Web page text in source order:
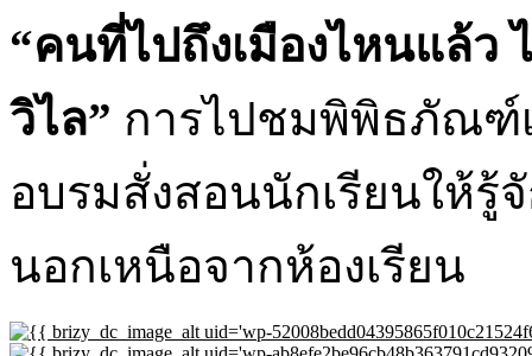
“คนที่ไปถึงเมืองไหนแล้ว
วิไล” การไปชมพิพิธภัณฑ์
อบรมสั่งสอนนักเรียนให้รู้
นอกเหนือจากห้องเรียน